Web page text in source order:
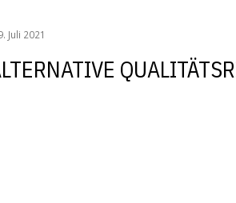
Juli 2021